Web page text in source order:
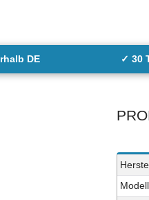
DE ✓ 30
Wert
Modell